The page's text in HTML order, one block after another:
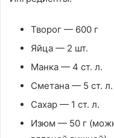
Творог — 600 г
Яйца — 2 шт.
Манка — 4 ст. л.
Сметана — 5 ст. л.
Сахар — 1 ст. л.
Изюм — 50 г